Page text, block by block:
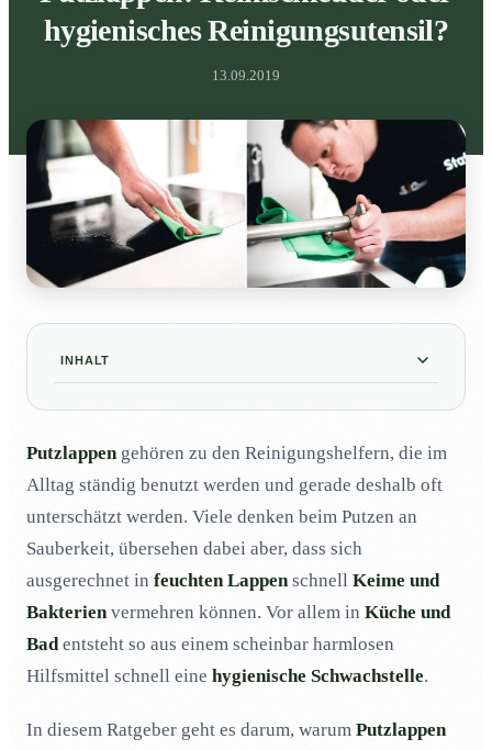
hygienisches Reinigungsutensil?
13.09.2019
INHALT
Keime im Putzlappen?
02Putzlappen waschen? Wie bekommt man den
Wann sollte man einen Putzlappen besser
reduzieren?
Fazit: Sauberkeit hängt nicht nur vom Putzen, sondern
auch vom Werkzeug ab
Putzlappengehören zu den Reinigungshelfern, die im
Alltag ständig benutzt werden und gerade deshalb oft
unterschätzt werden. Viele denken beim Putzen an
Sauberkeit, übersehen dabei aber, dass sich
ausgerechnet in feuchten Lappenschnell Keime und
Bakterienvermehren können. Vor allem in Küche und
Badentsteht so aus einem scheinbar harmlosen
Hilfsmittel schnell eine hygienische Schwachstelle.
In diesem Ratgeber geht es darum, warum Putzlappen